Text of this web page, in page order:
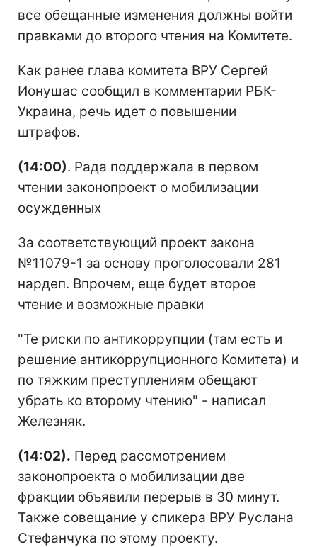
все обещанные изменения должны войти
правками до второго чтения на Комитете.
Как ранее глава комитета ВРУ Сергей
Ионушас сообщил в комментарии РБК-
Украина, речь идет о повышении
штрафов.
(14:00). Рада поддержала в первом
чтении законопроект о мобилизации
осужденных
За соответствующий проект закона
№11079-1 за основу проголосовали 281
нардеп. Впрочем, еще будет второе
чтение и возможные правки
"Те риски по антикоррупции (там есть и
решение антикоррупционного Комитета) и
по тяжким преступлениям обещают
убрать ко второму чтению" - написал
Железняк.
(14:02). Перед рассмотрением
законопроекта о мобилизации две
фракции объявили перерыв в 30 минут.
Также совещание у спикера ВРУ Руслана
Стефанчука по этому проекту.